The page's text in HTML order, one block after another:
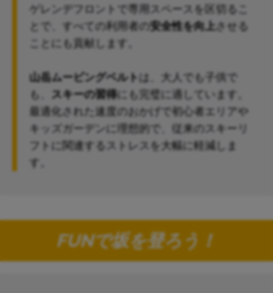
ゲレンデフロントで専用スペースを区切るこ
とで、すべての利用者の安全性を向上させる
ことにも貢献します。
山岳ムービングベルト は、大人でも子供で
も、 スキーの習得にも完璧に適しています。
最適化された速度のおかげで初心者エリアや
キッズガーデンに理想的で、従来のスキーリ
フトに関連するストレスを大幅に軽減しま
す。
FUNで坂を登ろう！